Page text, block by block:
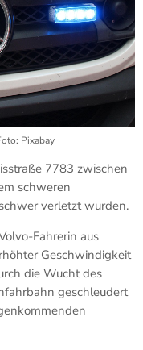
Pixabay
7783 zwischen
schweren
verletzt wurden.
Fahrerin aus
Geschwindigkeit
die Wucht des
geschleudert